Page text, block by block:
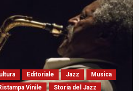
Editoriale Jazz
Musica
Vinile Storia del Jazz